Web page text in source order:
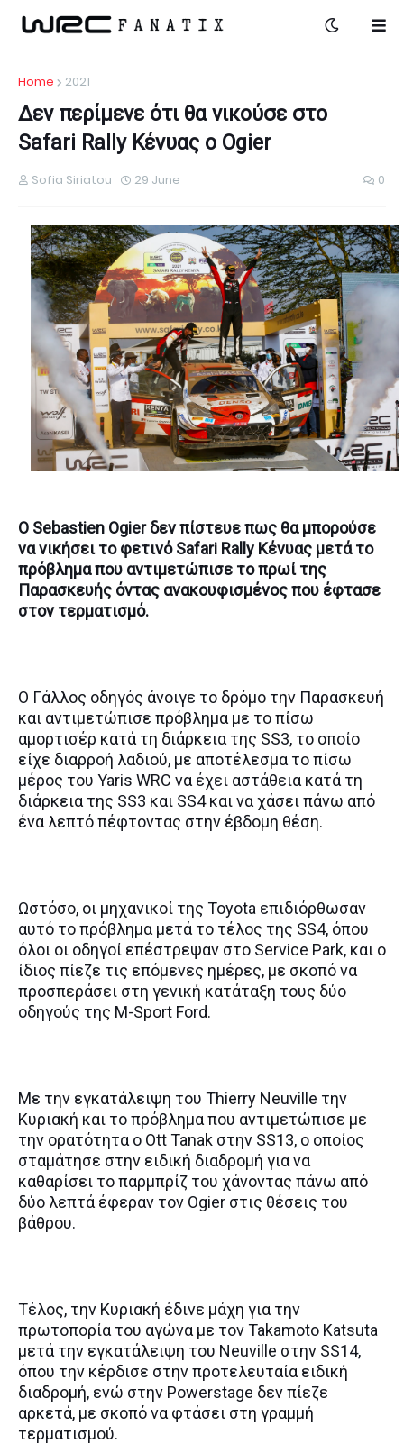
Home 2021
Δεν περίμενε ότι θα νικούσε στο
Safari Rally Κένυας ο Ogier
Sofia Siriatou 29 June 0
O Sebastien Ogier δεν πίστευε πως θα μπορούσε
να νικήσει το φετινό Safari Rally Κένυας μετά το
πρόβλημα που αντιμετώπισε το πρωί της
Παρασκευής όντας ανακουφισμένος που έφτασε
στον τερματισμό.
Ο Γάλλος οδηγός άνοιγε το δρόμο την Παρασκευή
και αντιμετώπισε πρόβλημα με το πίσω
αμορτισέρ κατά τη διάρκεια της SS3, το οποίο
είχε διαρροή λαδιού, με αποτέλεσμα το πίσω
μέρος του Yaris WRC να έχει αστάθεια κατά τη
διάρκεια της SS3 και SS4 και να χάσει πάνω από
ένα λεπτό πέφτοντας στην έβδομη θέση.
Ωστόσο, οι μηχανικοί της Toyota επιδιόρθωσαν
αυτό το πρόβλημα μετά το τέλος της SS4, όπου
όλοι οι οδηγοί επέστρεψαν στο Service Park, και ο
ίδιος πίεζε τις επόμενες ημέρες, με σκοπό να
προσπεράσει στη γενική κατάταξη τους δύο
οδηγούς της M-Sport Ford.
Με την εγκατάλειψη του Thierry Neuville την
Κυριακή και το πρόβλημα που αντιμετώπισε με
την ορατότητα ο Ott Tanak στην SS13, ο οποίος
σταμάτησε στην ειδική διαδρομή για να
καθαρίσει το παρμπρίζ του χάνοντας πάνω από
δύο λεπτά έφεραν τον Ogier στις θέσεις του
βάθρου.
Τέλος, την Κυριακή έδινε μάχη για την
πρωτοπορία του αγώνα με τον Takamoto Katsuta
μετά την εγκατάλειψη του Neuville στην SS14,
όπου την κέρδισε στην προτελευταία ειδική
διαδρομή, ενώ στην Powerstage δεν πίεζε
αρκετά, με σκοπό να φτάσει στη γραμμή
τερματισμού.